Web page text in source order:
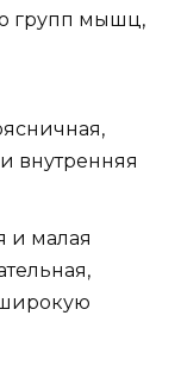
групп мышц,
внутренняя
и малая